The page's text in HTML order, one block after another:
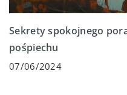
Sekrety spokojnego
pośpiechu
07/06/2024